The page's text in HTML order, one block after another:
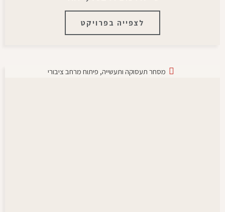
לצפייה בפרויקט
מסחר תעסוקה ותעשייה, פיתוח מרחב ציבורי